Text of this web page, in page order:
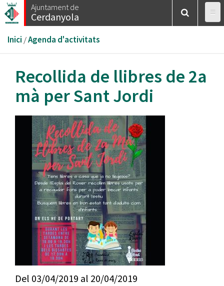
Vés
al
Ajuntament de
Cerdanyola
Esteu
aquí
Inici /Agenda d'activitats
Recollida de llibres de 2a
mà per Sant Jordi
Del 03/04/2019 al 20/04/2019